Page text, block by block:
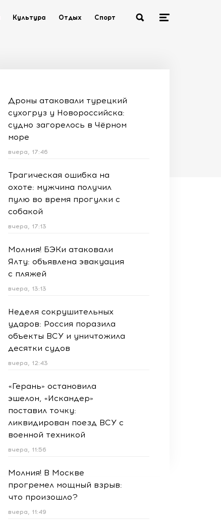
Культура Отдых Спорт
Дроны атаковали турецкий
сухогруз у Новороссийска:
судно загорелось в Чёрном
море
вчера, 17:46
Трагическая ошибка на
охоте: мужчина получил
пулю во время прогулки с
собакой
вчера, 17:13
Молния! БЭКи атаковали
Ялту: объявлена эвакуация
с пляжей
вчера, 13:13
Неделя сокрушительных
ударов: Россия поразила
объекты ВСУ и уничтожила
десятки судов
вчера, 12:43
«Герань» остановила
эшелон, «Искандер»
поставил точку:
ликвидирован поезд ВСУ с
военной техникой
вчера, 11:56
Молния! В Москве
прогремел мощный взрыв:
что произошло?
вчера, 11:49